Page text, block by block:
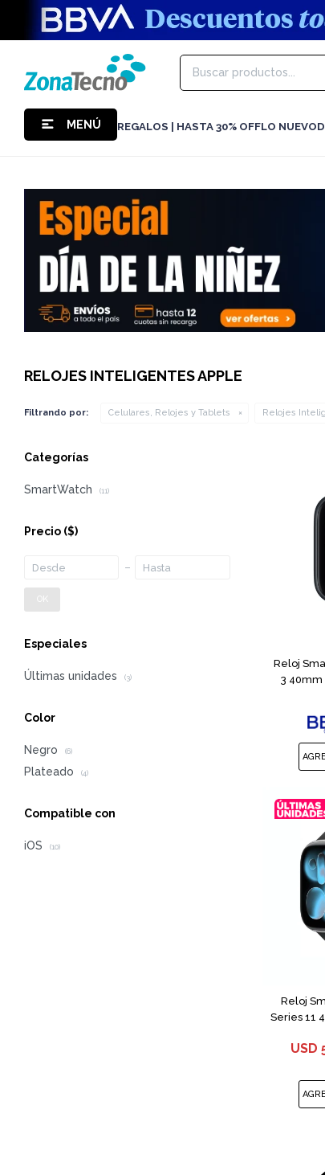
MENÚ REGALOS | HASTA 30% OFFLO NUEVO
RELOJES INTELIGENTES APPLE
Filtrando por: Celulares, Relojes y Tablets Relojes
Reloj
3 40mm
Reloj
Series 11
USD
Categorías
SmartWatch (11)
Precio ($)
OK
Especiales
Últimas unidades (3)
Color
Negro (6)
Plateado (4)
Compatible con
iOS (10)